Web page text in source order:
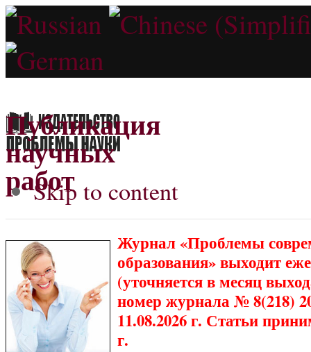
Публикация
научных
работ
Skip to content
Журнал «Проблемы
образования» выходит
(уточняется в месяц
номер журнала № 8(218)
11.08.2026 г. Статьи
г.